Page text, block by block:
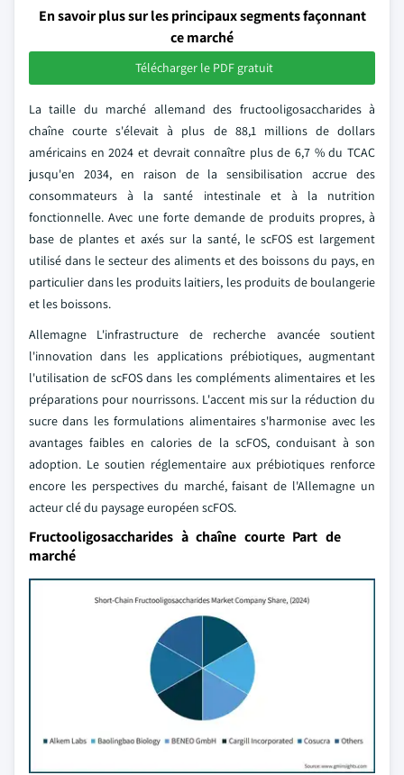
En savoir plus sur les principaux segments façonnant
ce marché
Télécharger le PDF gratuit
La taille du marché allemand des fructooligosaccharides à
chaîne courte s'élevait à plus de 88,1 millions de dollars
américains en 2024 et devrait connaître plus de 6,7 % du TCAC
jusqu'en 2034, en raison de la sensibilisation accrue des
consommateurs à la santé intestinale et à la nutrition
fonctionnelle. Avec une forte demande de produits propres, à
base de plantes et axés sur la santé, le scFOS est largement
utilisé dans le secteur des aliments et des boissons du pays, en
particulier dans les produits laitiers, les produits de boulangerie
et les boissons.
Allemagne L'infrastructure de recherche avancée soutient
l'innovation dans les applications prébiotiques, augmentant
l'utilisation de scFOS dans les compléments alimentaires et les
préparations pour nourrissons. L'accent mis sur la réduction du
sucre dans les formulations alimentaires s'harmonise avec les
avantages faibles en calories de la scFOS, conduisant à son
adoption. Le soutien réglementaire aux prébiotiques renforce
encore les perspectives du marché, faisant de l'Allemagne un
acteur clé du paysage européen scFOS.
Fructooligosaccharides à chaîne courte Part de
marché